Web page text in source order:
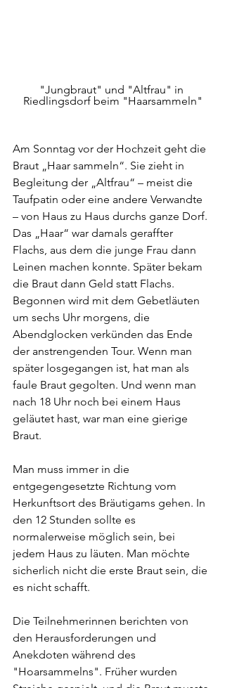
"Jungbraut" und "Altfrau" in
Riedlingsdorf beim "Haarsammeln"
Am Sonntag vor der Hochzeit geht die
Braut „Haar sammeln“. Sie zieht in
Begleitung der „Altfrau“ – meist die
Taufpatin oder eine andere Verwandte
– von Haus zu Haus durchs ganze Dorf.
Das „Haar“ war damals geraffter
Flachs, aus dem die junge Frau dann
Leinen machen konnte. Später bekam
die Braut dann Geld statt Flachs.
Begonnen wird mit dem Gebetläuten
um sechs Uhr morgens, die
Abendglocken verkünden das Ende
der anstrengenden Tour. Wenn man
später losgegangen ist, hat man als
faule Braut gegolten. Und wenn man
nach 18 Uhr noch bei einem Haus
geläutet hast, war man eine gierige
Braut.
Man muss immer in die
entgegengesetzte Richtung vom
Herkunftsort des Bräutigams gehen. In
den 12 Stunden sollte es
normalerweise möglich sein, bei
jedem Haus zu läuten. Man möchte
sicherlich nicht die erste Braut sein, die
es nicht schafft.
Die Teilnehmerinnen berichten von
den Herausforderungen und
Anekdoten während des
"Hoarsammelns". Früher wurden